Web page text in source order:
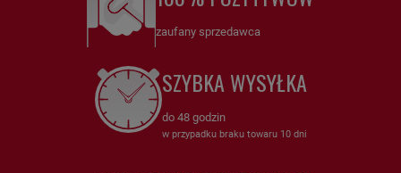
zaufany sprzedawca
SZYBKA WYSYŁKA
do 48 godzin
w przypadku braku towaru 10 dni